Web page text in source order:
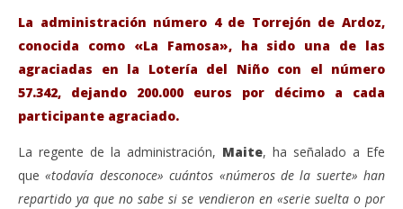
La administración número 4 de Torrejón de Ardoz,
conocida como «La Famosa», ha sido una de las
agraciadas en la Lotería del Niño con el número
57.342, dejando 200.000 euros por décimo a cada
participante agraciado.
La regente de la administración, Maite, ha señalado a Efe
que«todavía desconoce» cuántos «números de la suerte» han
repartido ya que no sabe si se vendieron en «serie suelta o por